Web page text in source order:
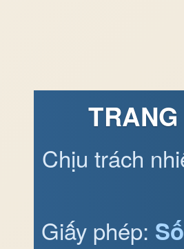
Chịu trách
Giấy phép: